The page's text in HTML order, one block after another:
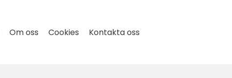
Om oss Cookies Kontakta oss